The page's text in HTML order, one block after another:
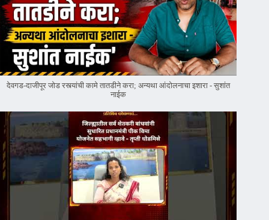
देवगड-दाजीपूर जोड रस्त्यांची कामे तातडीने करा; अन्यथा आंदोलनाचा इशारा - सुशांत
नाईक